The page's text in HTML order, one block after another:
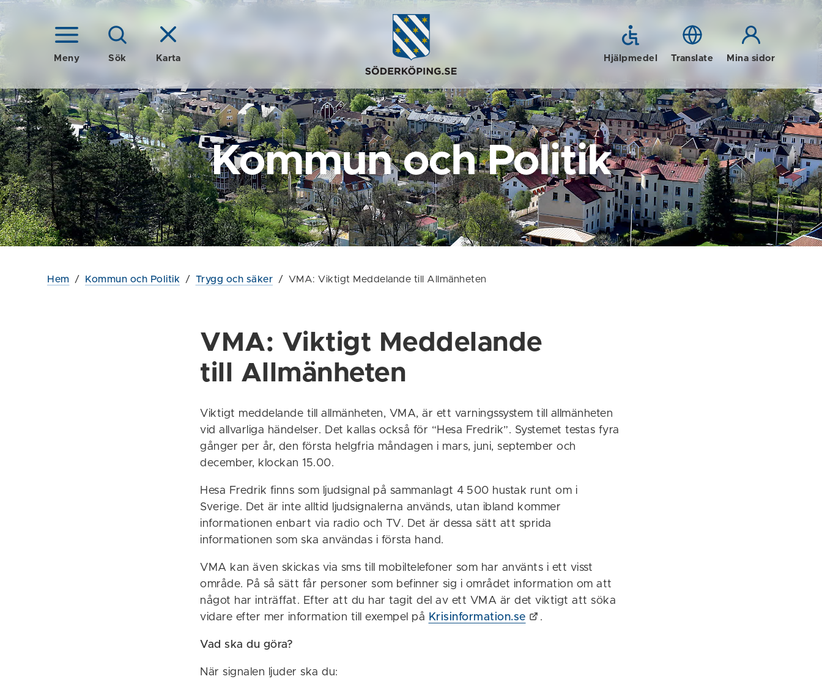
Meny Sök Karta Hjälpmedel Translate Mina sidor
Kommun och Politik
Hem / Kommun och Politik / Trygg och säker / VMA: Viktigt Meddelande till Allmänheten
VMA: Viktigt Meddelande
till Allmänheten
Viktigt meddelande till allmänheten, VMA, är ett varningssystem till allmänheten
vid allvarliga händelser. Det kallas också för “Hesa Fredrik”. Systemet testas fyra
gånger per år, den första helgfria måndagen i mars, juni, september och
december, klockan 15.00.
Hesa Fredrik finns som ljudsignal på sammanlagt 4 500 hustak runt om i
Sverige. Det är inte alltid ljudsignalerna används, utan ibland kommer
informationen enbart via radio och TV. Det är dessa sätt att sprida
informationen som ska användas i första hand.
VMA kan även skickas via sms till mobiltelefoner som har använts i ett visst
område. På så sätt får personer som befinner sig i området information om att
något har inträffat. Efter att du har tagit del av ett VMA är det viktigt att söka
vidare efter mer information till exempel på Krisinformation.se .
Vad ska du göra?
När signalen ljuder ska du: